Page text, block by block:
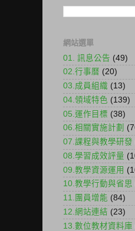
網站選單
01. 訊息公告 (49)
02.行事曆 (20)
03.成員組織 (13)
04.領域特色 (139)
05.運作目標 (38)
06.相關實施計劃
07.課程與教學研發
08.學習成效評量
09.教學資源運用
10.教學行動與省思
11.團員增能 (84)
12.網站連結 (23)
13.數位教材資料庫